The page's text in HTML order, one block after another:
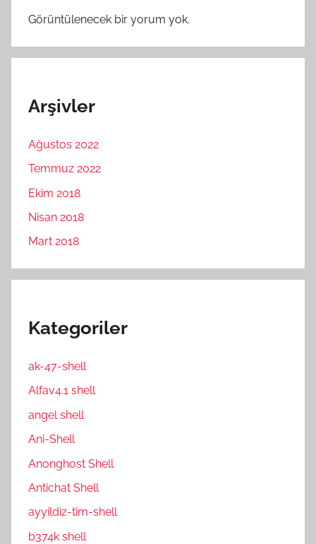
Görüntülenecek bir yorum yok.
Arşivler
Ağustos 2022
Temmuz 2022
Ekim 2018
Nisan 2018
Mart 2018
Kategoriler
ak-47-shell
Alfav4.1 shell
angel shell
Ani-Shell
Anonghost Shell
Antichat Shell
ayyildiz-tim-shell
b374k shell